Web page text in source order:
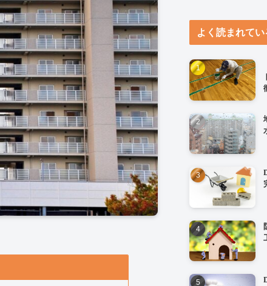
よく読まれて